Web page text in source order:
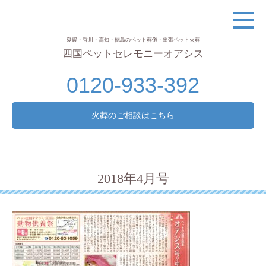
愛媛・香川・高知・徳島のペット葬儀・出張ペット火葬
四国ペットセレモニーオアシス
0120-933-392
火葬のご相談はこちら
2018年4月号